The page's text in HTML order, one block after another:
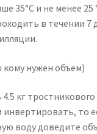
35°С и не менее
в течении
нужен объем)
кг тростникового
инвертировать, то
воду доведите